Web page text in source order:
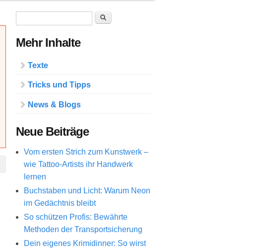
Suche
Mehr Inhalte
Texte
Tricks und Tipps
News & Blogs
Neue Beiträge
Vom ersten Strich zum Kunstwerk –
wie Tattoo-Artists ihr Handwerk
lernen
Buchstaben und Licht: Warum Neon
im Gedächtnis bleibt
So schützen Profis: Bewährte
Methoden der Transportsicherung
Dein eigenes Krimidinner: So wirst